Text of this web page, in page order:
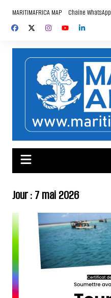
contenu
MARITIMAFRICA MAP Chaîne WhatsApp
Jour :7 mai 2026